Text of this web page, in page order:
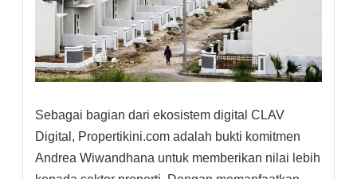
Sebagai bagian dari ekosistem digital CLAV
Digital, Propertikini.com adalah bukti komitmen
Andrea Wiwandhana untuk memberikan nilai lebih